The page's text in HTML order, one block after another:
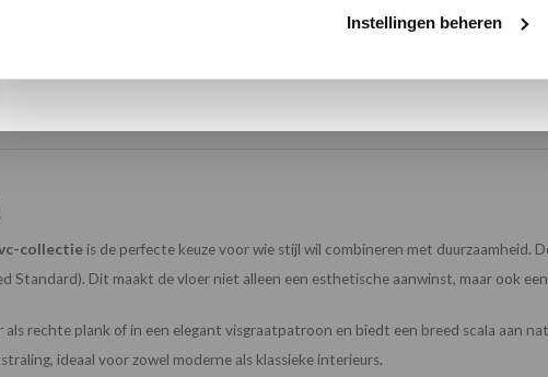
Instellingen beheren
collectie is de perfecte keuze voor wie stijl wil combineren met duurzaamheid.
Standard). Dit maakt de vloer niet alleen een esthetische aanwinst, maar ook
als rechte plank of in een elegant visgraatpatroon en biedt een breed scala aan
ideaal voor zowel moderne als klassieke interieurs.